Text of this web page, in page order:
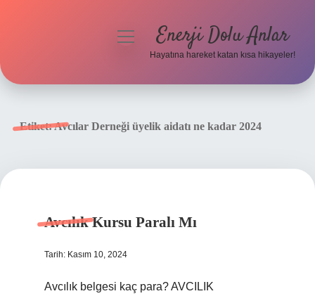
menüyüEnerji Dolu Anlar
Hayatına hareket katan kısa hikayeler!
Etiket:Avcılar Derneği üyelik aidatı ne kadar 2024
Avcılık Kursu Paralı Mı
Tarih: Kasım 10, 2024
Avcılık belgesi kaç para? AVCILIK